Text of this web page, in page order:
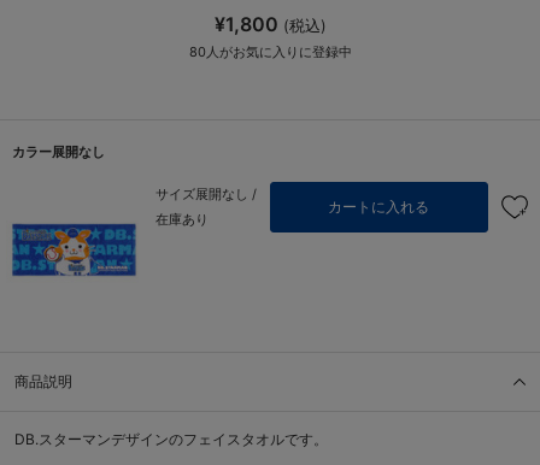
¥1,800 (税込)
80 人がお気に入りに登録中
カラー展開なし
サイズ展開なし /
在庫あり
カートに入れる
商品説明
DB.スターマンデザインのフェイスタオルです。